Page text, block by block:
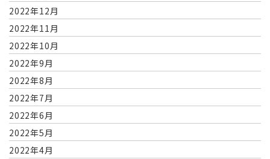
2022年12月
2022年11月
2022年10月
2022年9月
2022年8月
2022年7月
2022年6月
2022年5月
2022年4月